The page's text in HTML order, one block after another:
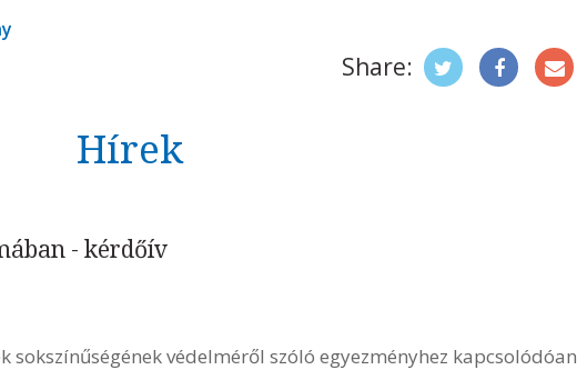
Share:
Hírek
- kérdőív
sokszínűségének védelméről szóló egyezményhez kapcsolódóan